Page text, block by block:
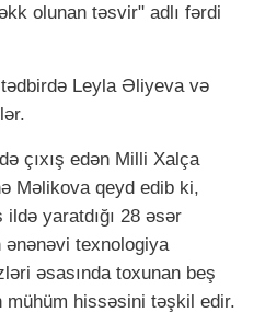
olunan təsvir" adlı fərdi
Leyla Əliyeva və
çıxış edən Milli Xalça
Məlikova qeyd edib ki,
yaratdığı 28 əsər
texnologiya
əsasında toxunan beş
mühüm hissəsini təşkil edir.